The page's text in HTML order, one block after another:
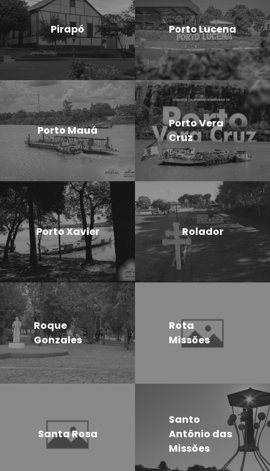
Pirapó Porto Lucena
Porto Mauá
Porto Vera
Cruz
Porto Xavier Rolador
Roque
Gonzales
Rota
Missões
Santa Rosa
Santo
Antônio das
Missões